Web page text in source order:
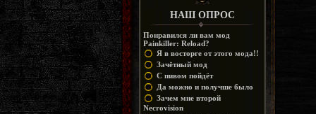
НАШ ОПРОС
Понравился ли вам мод
Painkiller: Reload?
Я в восторге от этого мода!!
Зачётный мод
С пивом пойдёт
Да можно и получше было
Зачем мне второй
Necrovision